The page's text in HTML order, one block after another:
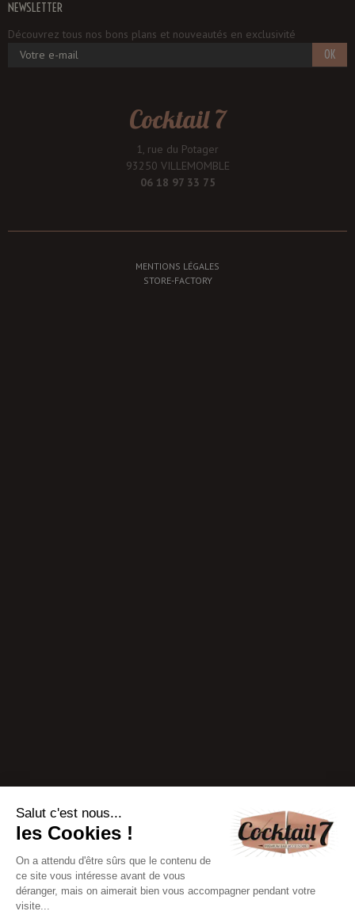
NEWSLETTER
Découvrez tous nos bons plans et nouveautés en exclusivité
OK
Cocktail 7
1, rue du Potager
93250 VILLEMOMBLE
06 18 97 33 75
MENTIONS LÉGALES
STORE-FACTORY